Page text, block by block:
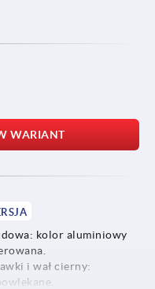
WARIANT
kolor aluminiowy
i wał cierny: